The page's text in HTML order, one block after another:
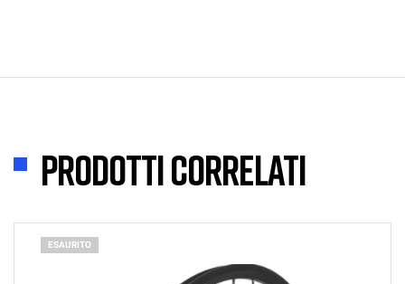
Prodotti correlati
ESAURITO